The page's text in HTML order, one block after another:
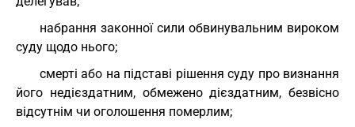
набрання законної сили обвинувальним вироком
суду щодо нього;
смерті або на підставі рішення суду про визнання
його недієздатним, обмежено дієздатним, безвісно
відсутнім чи оголошення померлим;